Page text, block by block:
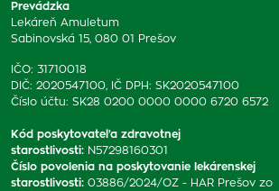
Prevádzka
Lekáreň Amuletum
Sabinovská 15, 080 01 Prešov
IČO: 31710018
DIČ: 2020547100, IČ DPH: SK2020547100
Číslo účtu: SK28 0200 0000 0000 6720 6572
Kód poskytovateľa zdravotnej
starostlivosti: N57298160301
Číslo povolenia na poskytovanie lekárenskej
starostlivosti: 03886/2024/OZ - HAR Prešov zo